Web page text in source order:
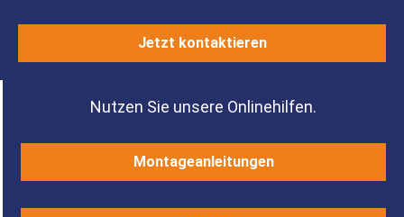
Jetzt kontaktieren
Nutzen Sie unsere Onlinehilfen.
Montageanleitungen